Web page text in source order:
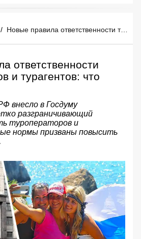
/ Новые правила ответственности туроператоров и турагентов: что изменится
ответственности
и турагентов: что
внесло в Госдуму
разграничивающий
туроператоров и
нормы призваны повысить